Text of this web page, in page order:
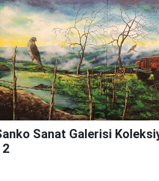
Sanat Galerisi